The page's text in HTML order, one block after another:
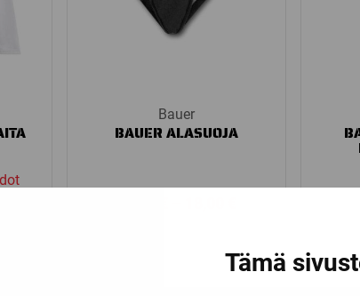
Tämä
Bauer
BAUER ALASUOJA
16,00 €
through